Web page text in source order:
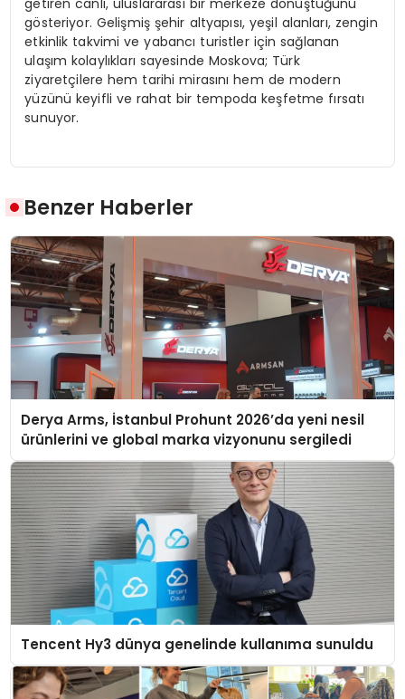
gösteriyor. Gelişmiş şehir altyapısı, yeşil alanları, zengin
etkinlik takvimi ve yabancı turistler için sağlanan
ulaşım kolaylıkları sayesinde Moskova; Türk
ziyaretçilere hem tarihi mirasını hem de modern
yüzünü keyifli ve rahat bir tempoda keşfetme fırsatı
sunuyor.
Benzer Haberler
Derya Arms, İstanbul Prohunt 2026’da yeni nesil
ürünlerini ve global marka vizyonunu sergiledi
Tencent Hy3 dünya genelinde kullanıma sunuldu